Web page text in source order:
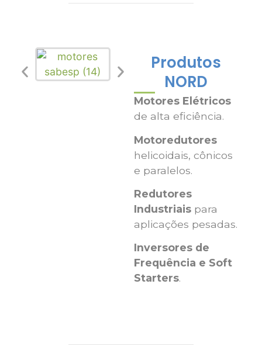
Produtos
NORD
Motores Elétricos
de alta eficiência.
Motoredutores
helicoidais, cônicos
e paralelos.
Redutores
Industriaispara
aplicações pesadas.
Inversores de
Frequência e Soft
Starters.